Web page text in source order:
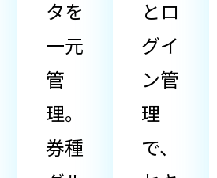
タを
一元
管
理。
券種
とロ
グイ
ン管
理
で、